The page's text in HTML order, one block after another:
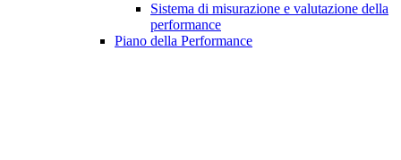
Sistema di misurazione e valutazione della
performance
Piano della Performance